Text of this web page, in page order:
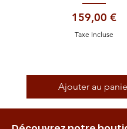
Prix
159,00 €
Taxe Incluse
Ajouter au